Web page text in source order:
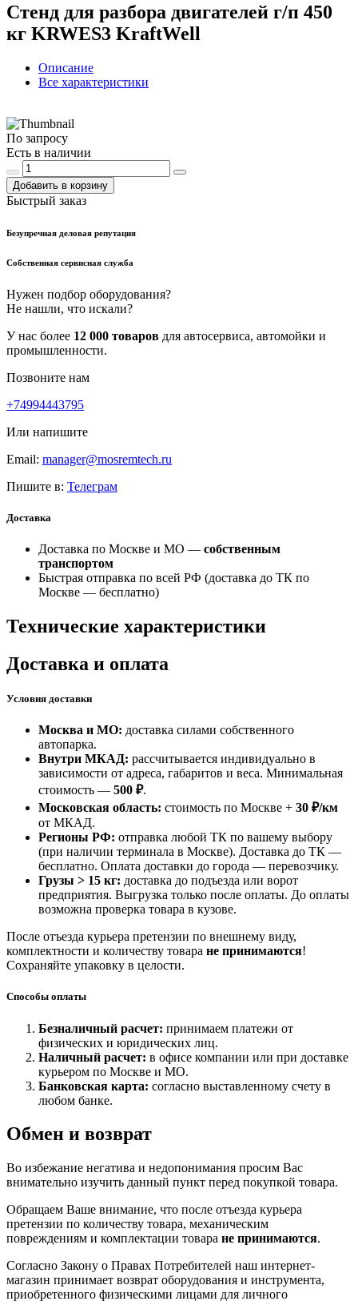
Стенд для разбора двигателей г/п 450
кг KRWES3 KraftWell
Описание
Все характеристики
По запросу
Есть в наличии
Добавить в корзину
Быстрый заказ
Безупречная деловая репутация
Собственная сервисная служба
Нужен подбор оборудования?
Не нашли, что искали?
У нас более 12 000 товаров для автосервиса, автомойки и
промышленности.
Позвоните нам
+74994443795
Или напишите
Email: manager@mosremtech.ru
Пишите в: Телеграм
Доставка
Доставка по Москве и МО — собственным
транспортом
Быстрая отправка по всей РФ (доставка до ТК по
Москве — бесплатно)
Технические характеристики
Доставка и оплата
Условия доставки
Москва и МО: доставка силами собственного
автопарка.
Внутри МКАД: рассчитывается индивидуально в
зависимости от адреса, габаритов и веса. Минимальная
стоимость — 500 ₽.
Московская область: стоимость по Москве + 30 ₽/км
от МКАД.
Регионы РФ: отправка любой ТК по вашему выбору
(при наличии терминала в Москве). Доставка до ТК —
бесплатно. Оплата доставки до города — перевозчику.
Грузы > 15 кг: доставка до подъезда или ворот
предприятия. Выгрузка только после оплаты. До оплаты
возможна проверка товара в кузове.
После отъезда курьера претензии по внешнему виду,
комплектности и количеству товара не принимаются!
Сохраняйте упаковку в целости.
Способы оплаты
Безналичный расчет: принимаем платежи от
физических и юридических лиц.
Наличный расчет: в офисе компании или при доставке
курьером по Москве и МО.
Банковская карта: согласно выставленному счету в
любом банке.
Обмен и возврат
Во избежание негатива и недопонимания просим Вас
внимательно изучить данный пункт перед покупкой товара.
Обращаем Ваше внимание, что после отъезда курьера
претензии по количеству товара, механическим
повреждениям и комплектации товара не принимаются.
Согласно Закону о Правах Потребителей наш интернет-
магазин принимает возврат оборудования и инструмента,
приобретенного физическими лицами для личного